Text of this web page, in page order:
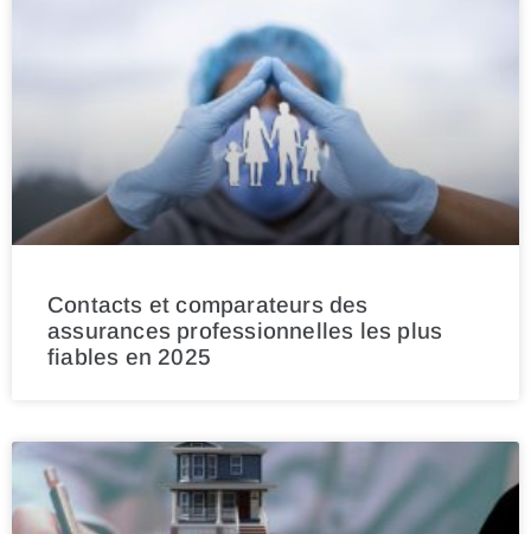
Contacts et comparateurs des
assurances professionnelles les plus
fiables en 2025